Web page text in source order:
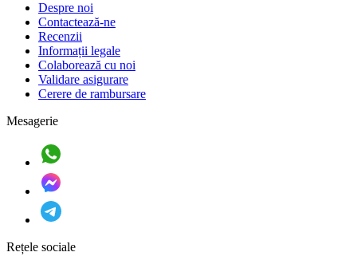
Despre noi
Contactează-ne
Recenzii
Informații legale
Colaborează cu noi
Validare asigurare
Cerere de rambursare
Mesagerie
Rețele sociale